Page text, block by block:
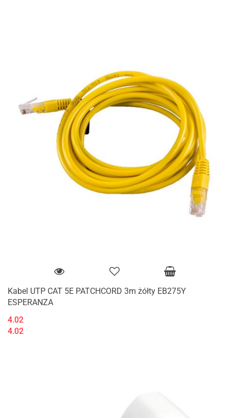
Kabel UTP CAT 5E PATCHCORD 3m żółty EB275Y
ESPERANZA
4.02
4.02